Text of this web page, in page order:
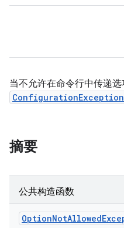
当不允许在命令行中传递
ConfigurationException
摘要
公共构造函数
OptionNotAllowed